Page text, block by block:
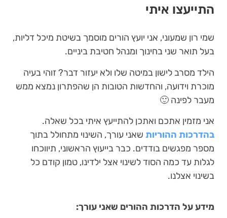
התייעצו איתי
שמי רון שמעוני, אני יועץ הורים מוסמך בשיטת מיכל דליות,
בעל תואר שני בחינוך ומנהל חטיבת ביניים.
הילד מסרב לישון במיטה שלו ולא יעזור דבר? זוהי בעיה
מוכרת וידועה, והחדשות הטובות הן שהפתרון נמצא ממש
מעבר לפינה 🙂
אני מזמין אתכם ואתכן להתייעץ איתי בכל שאלה.
בהדרכות ההוריות שאני עורך, השינוי מתחולל בתוך
מספר מפגשים בודדים. כבר בייעוץ הראשוני, תיווכחו
לגלות עד כמה הסוד לשינוי אצל ילדינו, טמון קודם כל
בשינוי אצלנו.
מידע על הדרכות ההורים שאני עורך: